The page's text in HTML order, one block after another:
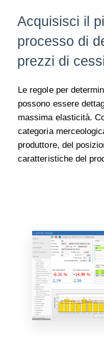
Acquisisci il
processo di
prezzi di
Le regole per
possono essere
massima elasticità.
categoria
produttore, del
caratteristiche del